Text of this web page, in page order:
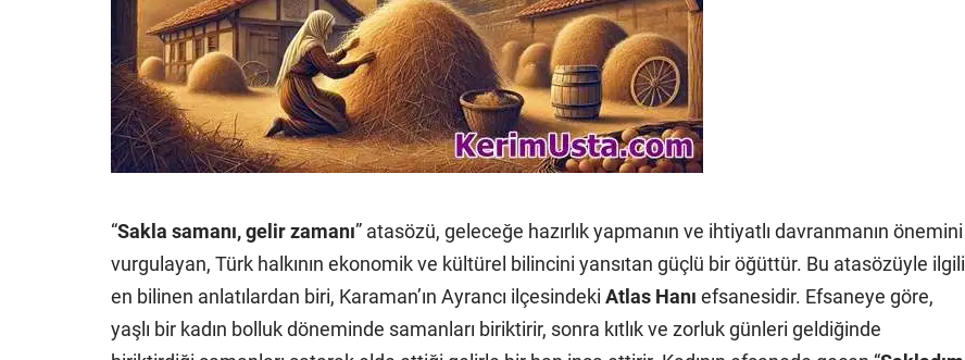
“Sakla samanı, gelir zamanı” atasözü, geleceğe hazırlık yapmanın ve ihtiyatlı davranmanın önemini
vurgulayan, Türk halkının ekonomik ve kültürel bilincini yansıtan güçlü bir öğüttür. Bu atasözüyle ilgili
en bilinen anlatılardan biri, Karaman’ın Ayrancı ilçesindeki Atlas Hanı efsanesidir. Efsaneye göre,
yaşlı bir kadın bolluk döneminde samanları biriktirir, sonra kıtlık ve zorluk günleri geldiğinde